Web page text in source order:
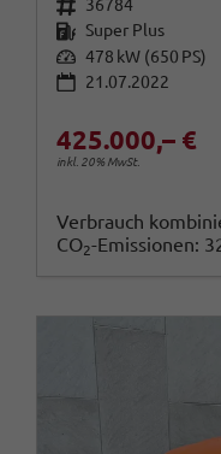
Fahrzeugnr. 36784
Kraftstoff Super Plus
Leistung 478 kW (650 PS)
21.07.2022
425.000,– €
inkl. 20% MwSt.
Verbrauch
CO2-Emissionen: